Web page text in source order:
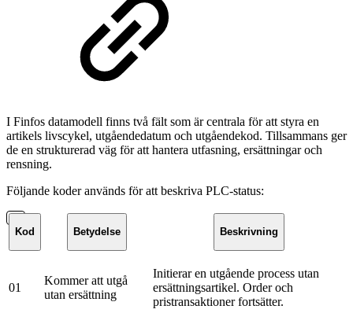
I Finfos datamodell finns två fält som är centrala för att styra en
artikels livscykel, utgåendedatum och utgåendekod. Tillsammans ger
de en strukturerad väg för att hantera utfasning, ersättningar och
rensning.
Följande koder används för att beskriva PLC-status:
Kod Betydelse Beskrivning
01
Kommer att utgå
utan ersättning
Initierar en utgående process utan
ersättningsartikel. Order och
pristransaktioner fortsätter.